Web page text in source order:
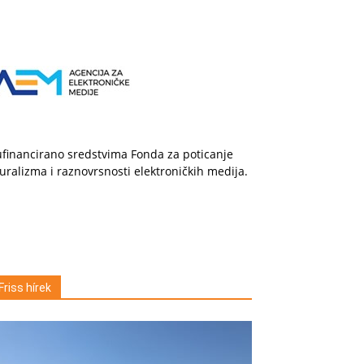
sredstvima Fonda za poticanje
i raznovrsnosti elektroničkih medija.
Friss hírek